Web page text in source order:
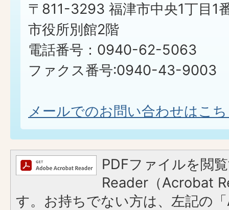
〒811-3293 福津市中央1丁目1
市役所別館2階
電話番号：0940-62-5063
ファクス番号:0940-43-9003
メールでのお問い合わせはこ
PDFファイルを閲
Reader（Acrobat
す。お持ちでない方は、左記の